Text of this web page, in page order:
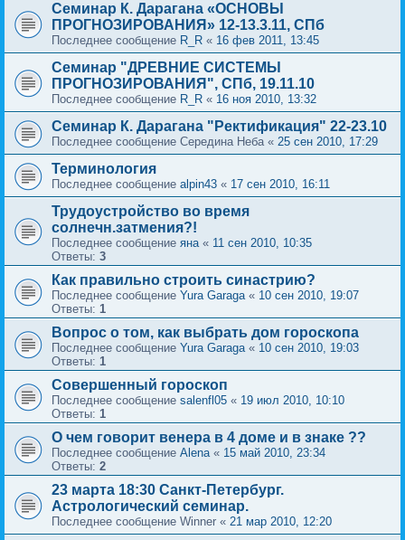
Семинар К. Дарагана «ОСНОВЫ
ПРОГНОЗИРОВАНИЯ» 12-13.3.11, СПб
Последнее сообщение R_R « 16 фев 2011, 13:45
Семинар "ДРЕВНИЕ СИСТЕМЫ
ПРОГНОЗИРОВАНИЯ", СПб, 19.11.10
Последнее сообщение R_R « 16 ноя 2010, 13:32
Семинар К. Дарагана "Ректификация" 22-23.10
Последнее сообщение Середина Неба« 25 сен 2010, 17:29
Терминология
Последнее сообщение alpin43 « 17 сен 2010, 16:11
Трудоустройство во время
солнечн.затмения?!
Последнее сообщение яна« 11 сен 2010, 10:35
Ответы: 3
Как правильно строить синастрию?
Последнее сообщение Yura Garaga« 10 сен 2010, 19:07
Ответы: 1
Вопрос о том, как выбрать дом гороскопа
Последнее сообщение Yura Garaga« 10 сен 2010, 19:03
Ответы: 1
Совершенный гороскоп
Последнее сообщение salenfl05 « 19 июл 2010, 10:10
Ответы: 1
О чем говорит венера в 4 доме и в знаке ??
Последнее сообщение Alena« 15 май 2010, 23:34
Ответы: 2
23 марта 18:30 Cанкт-Петербург.
Астрологический семинар.
Последнее сообщение Winner « 21 мар 2010, 12:20